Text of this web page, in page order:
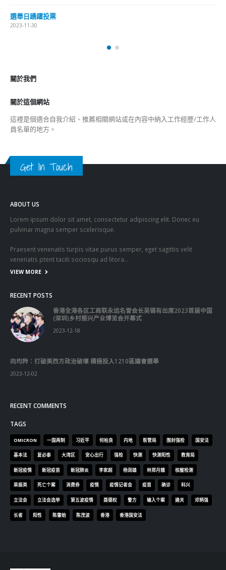
選舉日踴躍投票
2023-11-30
關於我們
關於這個網站
這裡是個適合自我介紹、推薦相關網站或在內容中納入工作經歷/工作人
員名單的地方。
Get In Touch
ABOUT US
Lorem ipsum dolor sit amet, consectetur adipiscing elit. Donec eu
pulvinar magna semper scelerisque.
Praesent venenatis turpis vitae purus semper, eget sagittis velit
venenatis ptent taciti sociosqu ad litora…
VIEW MORE
RECENT POSTS
香港全港各区工商联永远名誉会长吴锡有出席2023首届中国
(深圳)乡村振兴产业博览会开幕式
2023-12-18
向均羚：打破美西方政治破壞 積極投入1210區議會選舉
2023-12-02
RECENT COMMENTS
TAGS
OMICRON 一国两制 习近平 何柏良 内地 医管局 围封强检 国安法
基本法 复必泰 大湾区 安心出行 强检 快测 快测阳性 教育局
新冠疫情 新冠疫苗 新冠肺炎 李家超 杨润雄 林郑月娥 核酸检测
梁振英 死亡个案 消费券 疫情 疫情记者会 疫苗 确诊 科兴
立法会 立法会选举 第五波疫情 聂德权 警方 输入个案 通关 邓炳强
长者 阳性 陈肇始 陈茂波 香港 香港国安法